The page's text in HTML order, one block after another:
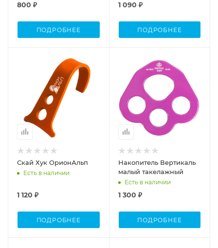
800 ₽
ПОДРОБНЕЕ
1 090 ₽
ПОДРОБНЕЕ
Скай Хук ОрионАльп
Есть в наличии
1 120 ₽
ПОДРОБНЕЕ
Накопитель Вертикаль
малый такелажный
Есть в наличии
1 300 ₽
ПОДРОБНЕЕ